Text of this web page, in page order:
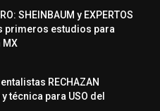
SHEINBAUM y EXPERTOS
primeros estudios para
MX
RECHAZAN
técnica para USO del